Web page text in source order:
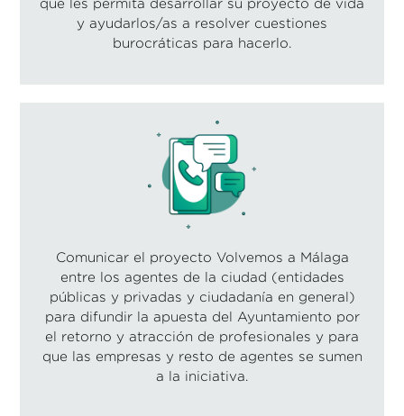
y ayudarlos/as a resolver cuestiones
burocráticas para hacerlo.
Comunicar el proyecto Volvemos a Málaga
entre los agentes de la ciudad (entidades
públicas y privadas y ciudadanía en general)
para difundir la apuesta del Ayuntamiento por
el retorno y atracción de profesionales y para
que las empresas y resto de agentes se sumen
a la iniciativa.